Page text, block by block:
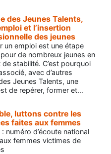
des Jeunes Talents,
et l’insertion
des jeunes
un emploi est une étape
de nombreux jeunes en
stabilité. C’est pourquoi
avec d’autres
Jeunes Talents, une
de repérer, former et…
luttons contre les
faites aux femmes
numéro d’écoute national
femmes victimes de